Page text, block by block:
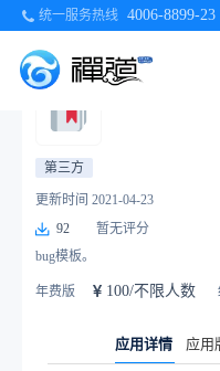
统一服务热线 4006-8899-23
bug模板 1.0
第三方
更新时间 2021-04-23
92
暂无评分
bug模板。
年费版 100/不限人数
应用详情 应用